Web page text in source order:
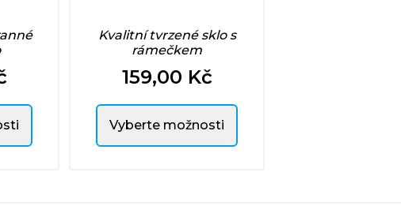
Kvalitní tvrzené sklo s
rámečkem
Cena
159,00 Kč
Vyberte možnosti